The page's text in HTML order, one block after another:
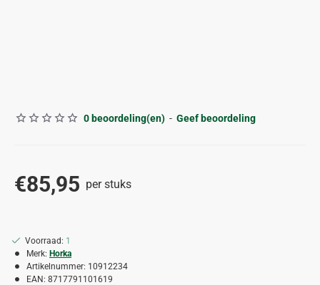
0 beoordeling(en) - Geef beoordeling
€85,95 per stuks
Voorraad: 1
Merk: Horka
Artikelnummer: 10912234
EAN: 8717791101619